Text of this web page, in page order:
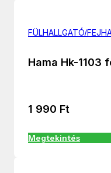
FÜLHALLGATÓ/
Hama Hk-1103
1 990 Ft
Megtekintés